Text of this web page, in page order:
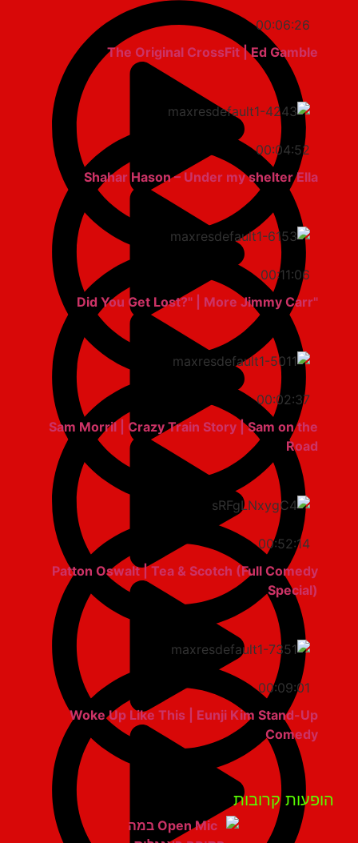
00:06:26
The Original CrossFit | Ed Gamble
00:04:52
Shahar Hason – Under my shelter Ella
00:11:06
00:02:37
Sam Morril | Crazy Train Story | Sam on the
00:52:14
Patton Oswalt | Tea & Scotch (Full Comedy
Special)
00:09:01
Woke Up Like This | Eunji Kim Stand-Up
Comedy
קרובות